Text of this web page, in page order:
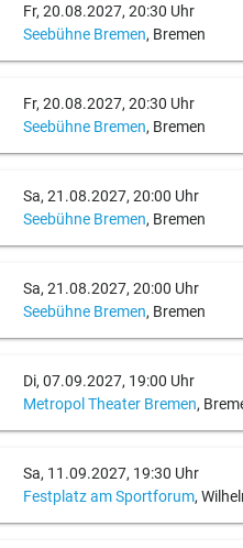
Fr, 20.08.2027, 20:30 Uhr
Seebühne Bremen, Bremen
Fr, 20.08.2027, 20:30 Uhr
Seebühne Bremen, Bremen
Sa, 21.08.2027, 20:00 Uhr
Seebühne Bremen, Bremen
Sa, 21.08.2027, 20:00 Uhr
Seebühne Bremen, Bremen
Di, 07.09.2027, 19:00 Uhr
Metropol Theater Bremen,
Sa, 11.09.2027, 19:30 Uhr
Festplatz am Sportforum,